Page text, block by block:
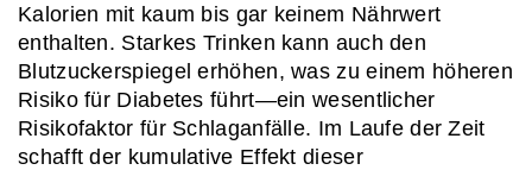
Kalorien mit kaum bis gar keinem Nährwert
enthalten. Starkes Trinken kann auch den
Blutzuckerspiegel erhöhen, was zu einem höheren
Risiko für Diabetes führt—ein wesentlicher
Risikofaktor für Schlaganfälle. Im Laufe der Zeit
schafft der kumulative Effekt dieser